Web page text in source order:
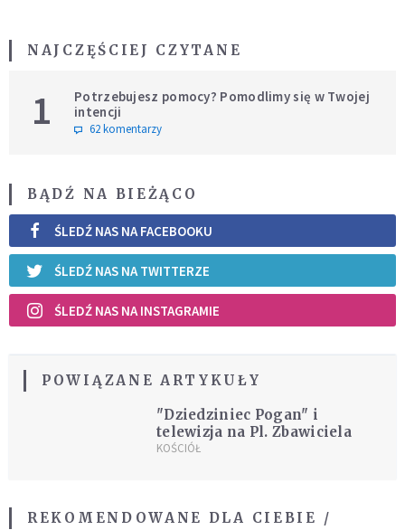
NAJCZĘŚCIEJ CZYTANE
1
Potrzebujesz pomocy? Pomodlimy się w Twojej
intencji
62 komentarzy
BĄDŹ NA BIEŻĄCO
ŚLEDŹ NAS NA FACEBOOKU
ŚLEDŹ NAS NA TWITTERZE
ŚLEDŹ NAS NA INSTAGRAMIE
POWIĄZANE ARTYKUŁY
"Dziedziniec Pogan" i
telewizja na Pl. Zbawiciela
KOŚCIÓŁ
REKOMENDOWANE DLA CIEBIE /